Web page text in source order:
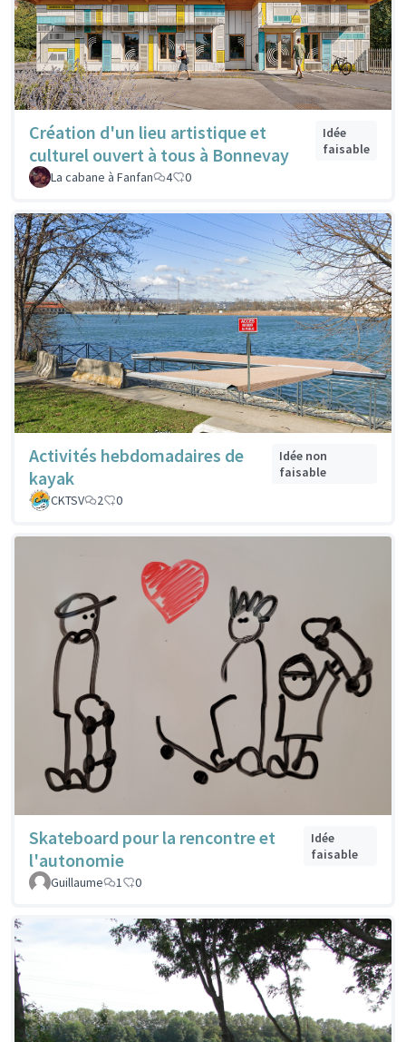
Création d'un lieu artistique et
culturel ouvert à tous à Bonnevay
Idée
faisable
La cabane à Fanfan
4 0
Activités hebdomadaires de
kayak
Idée non
faisable
CKTSV
2 0
Skateboard pour la rencontre et
l'autonomie
Idée
faisable
Guillaume
1 0